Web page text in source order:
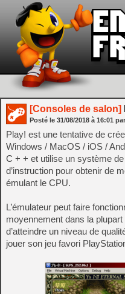
[Consoles de salon]
Posté le 31/08/2018 à 16:01
Play! est une tentative de
Windows / MacOS / iOS /
C + + et utilise un système
d’instruction pour obtenir de
émulant le CPU.
L’émulateur peut faire
moyennement dans la plupart
d’atteindre un niveau de
jouer son jeu favori